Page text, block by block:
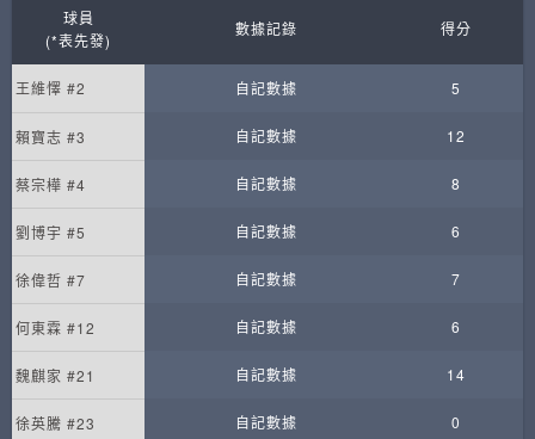
球員
(*表先發)
數據記錄 得分
王維懌 #2 自記數據 5
賴寶志 #3 自記數據 12
蔡宗樺 #4 自記數據 8
劉博宇 #5 自記數據 6
徐偉哲 #7 自記數據 7
何東霖 #12 自記數據 6
魏麒家 #21 自記數據 14
徐英騰 #23 自記數據 0